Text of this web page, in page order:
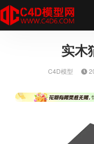
实木
C4D模型
全部